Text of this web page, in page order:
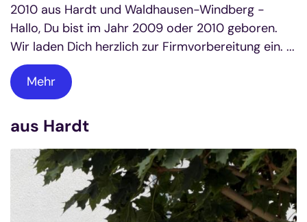
2010 aus Hardt und Waldhausen-Windberg -
Hallo, Du bist im Jahr 2009 oder 2010 geboren.
Wir laden Dich herzlich zur Firmvorbereitung ein. ...
Mehr
aus Hardt